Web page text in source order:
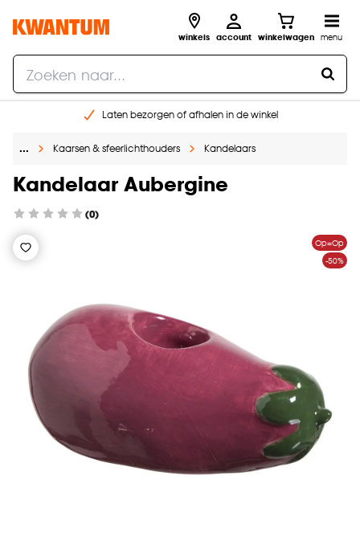
winkels account winkelwagen menu
Laten bezorgen of afhalen in de winkel
Gratis raam advies en inmeten aan huis
… Kaarsen & sfeerlichthouders Kandelaars
Kandelaar Aubergine
(0)
Op=Op
-50%